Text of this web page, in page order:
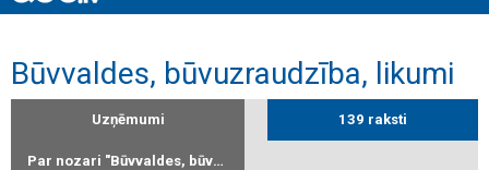
Būvvaldes, būvuzraudzība, likumi
Uzņēmumi 139 raksti
Par nozari "Būvvaldes, būvuzraudzība, likumi"